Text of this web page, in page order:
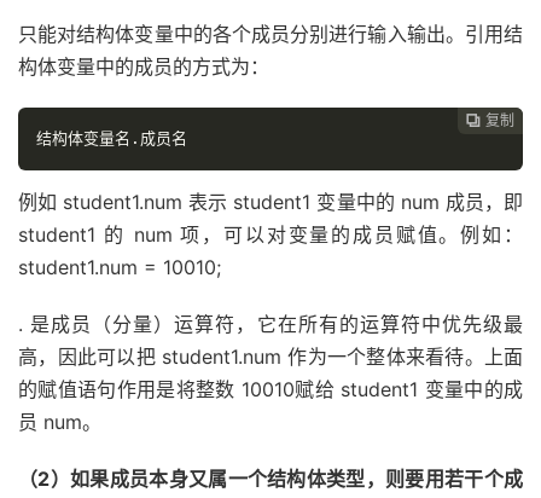
只能对结构体变量中的各个成员分别进行输入输出。引用结
构体变量中的成员的方式为：
 复制
结构体变量名.成员名
例如 student1.num 表示 student1 变量中的 num 成员，即
student1 的 num 项，可以对变量的成员赋值。例如：
student1.num = 10010;
. 是成员（分量）运算符，它在所有的运算符中优先级最
高，因此可以把 student1.num 作为一个整体来看待。上面
的赋值语句作用是将整数 10010赋给 student1 变量中的成
员 num。
（2）如果成员本身又属一个结构体类型，则要用若干个成